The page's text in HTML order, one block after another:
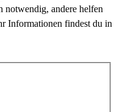
notwendig, andere helfen
Informationen findest du in